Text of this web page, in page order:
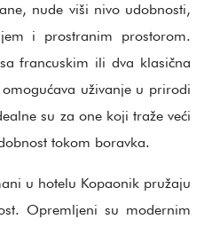
nude viši nivo udobnosti,
i prostranim prostorom.
francuskim ili dva klasična
uživanje u prirodi
su za one koji traže veći
tokom boravka.
u hotelu Kopaonik pružaju
Opremljeni su modernim